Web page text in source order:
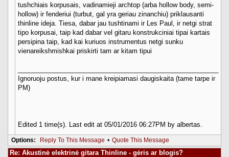
tushchiais korpusais, vadinamieji archtop (arba hollow body, semi-
hollow) ir fenderiui (turbut, gal yra geriau zinanchiu) priklausanti
thinline ideja. Tiesa, dabar jau tushtinami ir Les Paul, ir netgi strat
tipo korpusai, taip kad dabar vel gitaru konstrukciniai tipai kartais
persipina taip, kad kai kuriuos instrumentus netgi sunku
vienareikshmishkai priskirti tam ar kitam tipui
Ignoruoju postus, kur i mane kreipiamasi daugiskaita (tame tarpe ir
PM)
Edited 1 time(s). Last edit at 05/01/2016 06:27PM by albertas.
Options: Reply To This Message • Quote This Message
Re: Akustinė elektrinė gitara Thinline - gėris ar blogis?